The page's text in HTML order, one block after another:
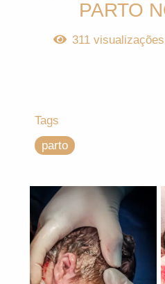
PARTO
311 visualizações
Tags
parto